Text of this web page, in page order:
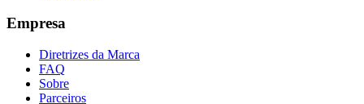
Empresa
Diretrizes da Marca
FAQ
Sobre
Parceiros